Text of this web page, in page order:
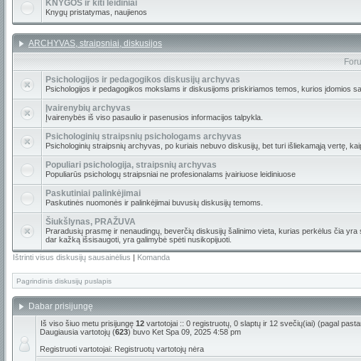
KNYGOS ir kiti leidiniai
Knygų pristatymas, naujienos
ARCHYVAS, straipsniai, diskusijos
Psichologijos ir pedagogikos diskusijų archyvas
Psichologijos ir pedagogikos mokslams ir diskusijoms priskiriamos temos, kurios įdomios
Įvairenybių archyvas
Įvairenybės iš viso pasaulio ir pasenusios informacijos talpykla.
Psichologinių straipsnių psichologams archyvas
Psichologinių straipsnių archyvas, po kuriais nebuvo diskusijų, bet turi išliekamąją vertę,
Populiari psichologija, straipsnių archyvas
Populiarūs psichologų straipsniai ne profesionalams įvairiuose leidiniuose
Paskutiniai palinkėjimai
Paskutinės nuomonės ir palinkėjimai buvusių diskusijų temoms.
Šiukšlynas, PRAŽUVA
Praradusių prasmę ir nenaudingų, beverčių diskusijų šalinimo vieta, kurias perkėlus čia
dar kažką išsisaugoti, yra galimybė spėti nusikopijuoti.
Ištrinti visus diskusijų sausainėlius | Komanda
Pagrindinis diskusijų puslapis
Dabar prisijungę
Iš viso šiuo metu prisijungę 12 vartotojai :: 0 registruotų, 0 slaptų ir 12 svečių(iai) (pagal
Daugiausia vartotojų (623) buvo Ket Spa 09, 2025 4:58 pm
Registruoti vartotojai: Registruotų vartotojų nėra